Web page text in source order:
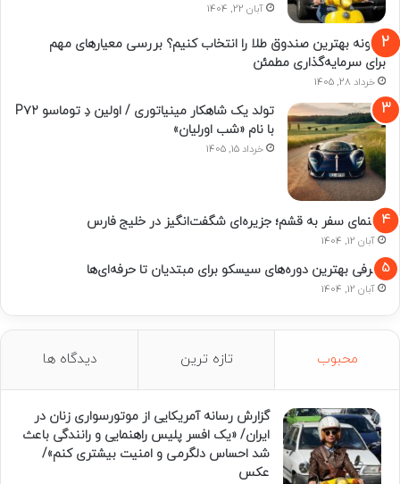
آبان 22, 1404
چگونه بهترین صندوق طلا را انتخاب کنیم؟ بررسی معیارهای مهم
برای سرمایه‌گذاری مطمئن
خرداد 28, 1405
تولد یک شاهکار مینیاتوری / اولین دِ توماسو P۷۲
با نام «شب اورلیان»
خرداد 15, 1405
راهنمای سفر به قشم؛ جزیره‌ای شگفت‌انگیز در خلیج فارس
آبان 12, 1404
معرفی بهترین دوره‌های سیسکو برای مبتدیان تا حرفه‌ای‌ها
آبان 12, 1404
محبوب تازه ترین دیدگاه ها
گزارش رسانه آمریکایی از موتورسواری زنان در
ایران/ «یک افسر پلیس راهنمایی و رانندگی باعث
شد احساس دلگرمی و امنیت بیشتری کنم»/
عکس